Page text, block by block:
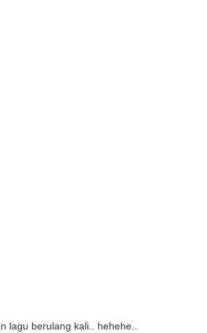
lagu berulang kali.. hehehe..